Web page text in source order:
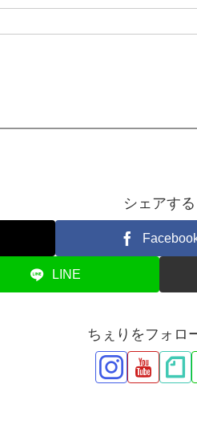
シェアする
LINE
ちぇりをフォロ